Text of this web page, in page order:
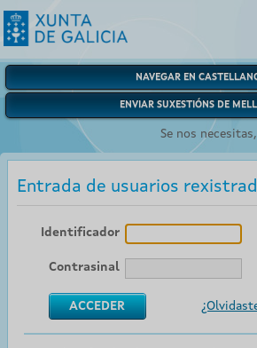
NAVEGAR EN
ENVIAR SUXESTIÓNS DE
Se nos
Entrada de usuarios
Identificador
Contrasinal